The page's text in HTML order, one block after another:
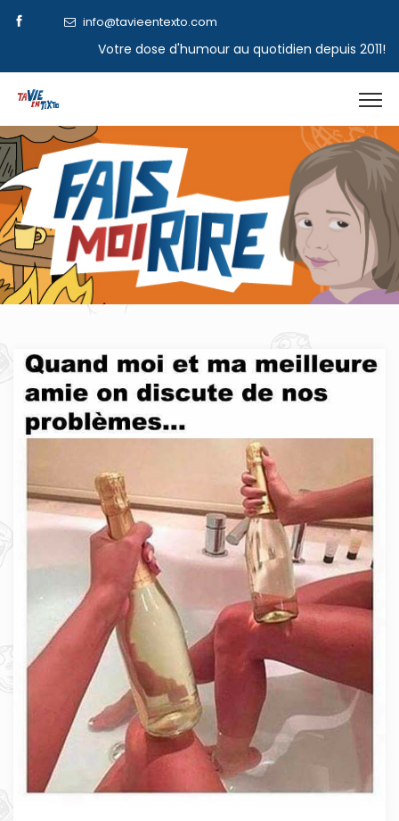
info@tavieentexto.com
Votre dose d'humour au quotidien depuis 2011!